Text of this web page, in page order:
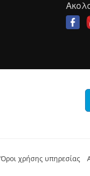
Όροι χρήσης υπηρεσίας